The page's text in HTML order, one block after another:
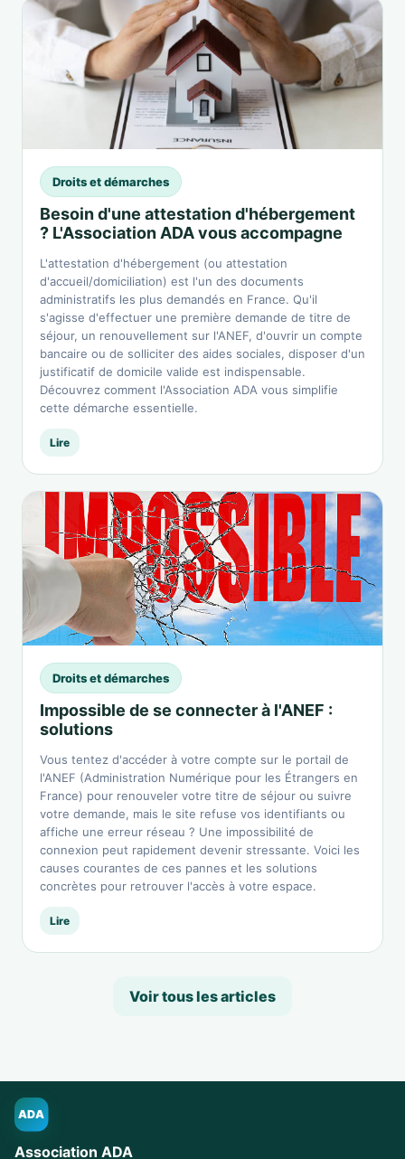
Droits et démarches
Besoin d'une attestation d'hébergement
? L'Association ADA vous accompagne
L'attestation d'hébergement (ou attestation
d'accueil/domiciliation) est l'un des documents
administratifs les plus demandés en France. Qu'il
s'agisse d'effectuer une première demande de titre de
séjour, un renouvellement sur l'ANEF, d'ouvrir un compte
bancaire ou de solliciter des aides sociales, disposer d'un
justificatif de domicile valide est indispensable.
Découvrez comment l'Association ADA vous simplifie
cette démarche essentielle.
Lire
Droits et démarches
Impossible de se connecter à l'ANEF :
solutions
Vous tentez d'accéder à votre compte sur le portail de
l'ANEF (Administration Numérique pour les Étrangers en
France) pour renouveler votre titre de séjour ou suivre
votre demande, mais le site refuse vos identifiants ou
affiche une erreur réseau ? Une impossibilité de
connexion peut rapidement devenir stressante. Voici les
causes courantes de ces pannes et les solutions
concrètes pour retrouver l'accès à votre espace.
Lire
Voir tous les articles
ADA
Association ADA